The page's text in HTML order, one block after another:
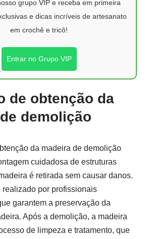
grupo VIP e receba em primeira
e dicas incríveis de artesanato
em crochê e tricô!
Entrar no Grupo VIP
de obtenção da
demolição
da madeira de demolição
cuidadosa de estruturas
é retirada sem causar danos.
realizado por profissionais
garantem a preservação da
Após a demolição, a madeira
de limpeza e tratamento, que